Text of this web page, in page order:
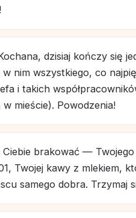
dzisiaj kończy się
w nim wszystkiego, co
i takich
w mieście). Powodzenia!
Ciebie brakować —
Twojej kawy z mlekiem,
samego dobra. Trzymaj